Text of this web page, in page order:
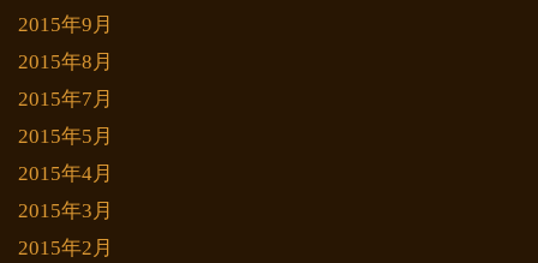
2015年9月
2015年8月
2015年7月
2015年5月
2015年4月
2015年3月
2015年2月